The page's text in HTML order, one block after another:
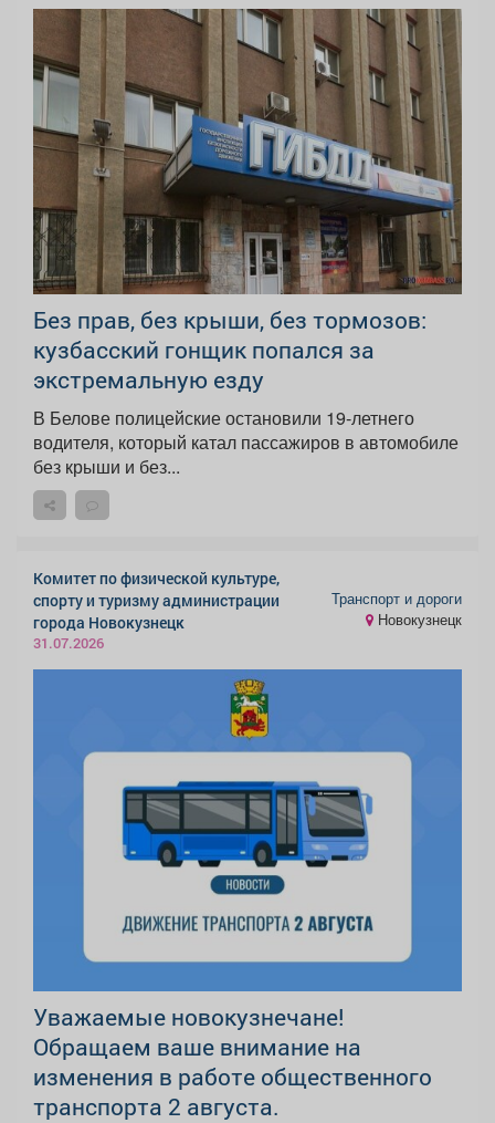
Без прав, без крыши, без тормозов:
кузбасский гонщик попался за
экстремальную езду
В Белове полицейские остановили 19-летнего
водителя, который катал пассажиров в автомобиле
без крыши и без...
Комитет по физической культуре,
спорту и туризму администрации
города Новокузнецк
31.07.2026
Транспорт и дороги
Новокузнецк
Уважаемые новокузнечане!
Обращаем ваше внимание на
изменения в работе общественного
транспорта 2 августа.